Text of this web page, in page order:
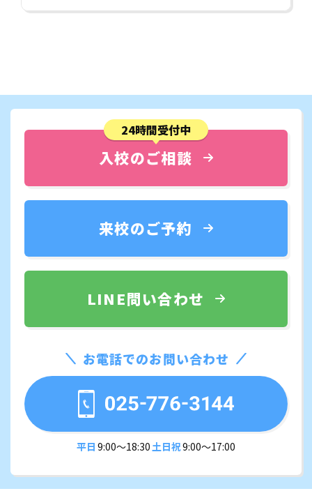
24時間受付中
入校のご相談
来校のご予約
LINE問い合わせ
お電話でのお問い合わせ
平日 9:00〜18:30 土日祝9:00〜17:00